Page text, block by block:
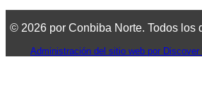
© 2026 por Conbiba Norte. Todos los
Administración del sitio web por